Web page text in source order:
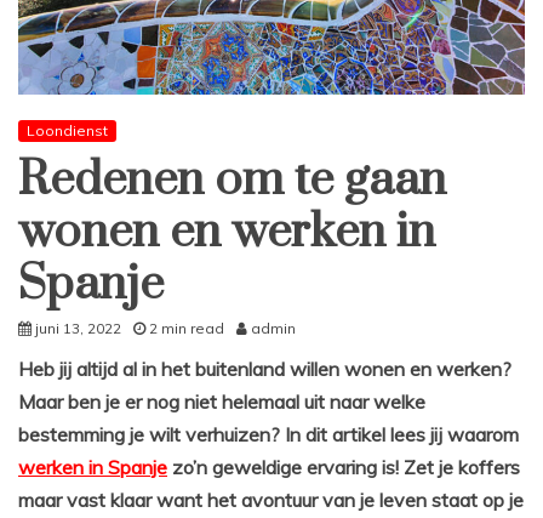
Loondienst
Redenen om te gaan
wonen en werken in
Spanje
juni 13, 2022 2 min read admin
Heb jij altijd al in het buitenland willen wonen en werken?
Maar ben je er nog niet helemaal uit naar welke
bestemming je wilt verhuizen? In dit artikel lees jij waarom
werken in Spanje zo’n geweldige ervaring is! Zet je koffers
maar vast klaar want het avontuur van je leven staat op je